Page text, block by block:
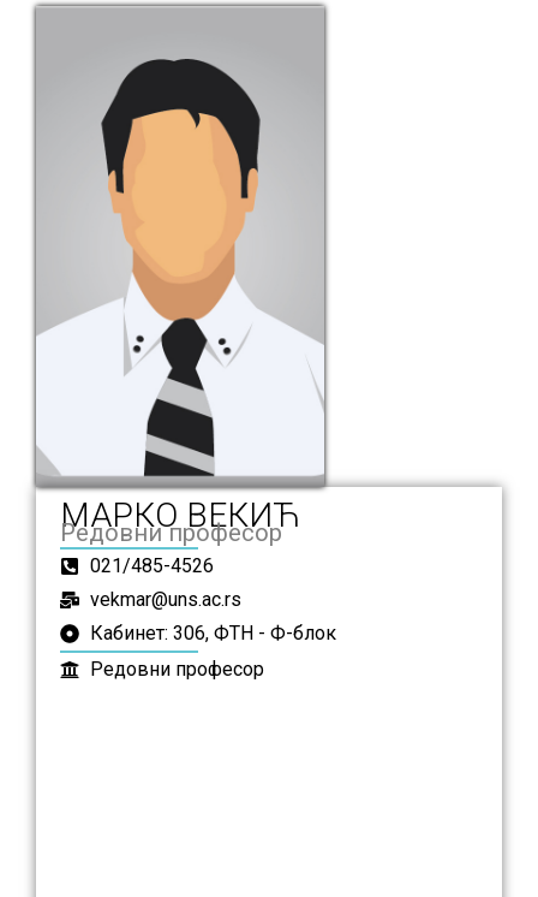
МАРКО ВЕКИЋ
Редовни професор
021/485-4526
vekmar@uns.ac.rs
Кабинет: 306, ФТН - Ф-блок
Редовни професор